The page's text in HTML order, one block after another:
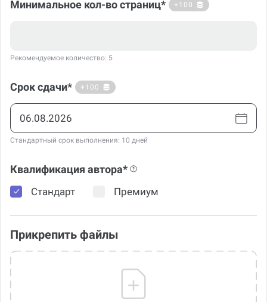
Минимальное кол-во страниц* +100
Рекомендуемое количество: 5
Срок сдачи* +100
Стандартный срок выполнения: 10 дней
Квалификация автора*
Стандарт Премиум
Прикрепить файлы